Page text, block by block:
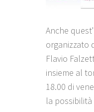
Anche
organizzato
Flavio
insieme al
18.00 di
la